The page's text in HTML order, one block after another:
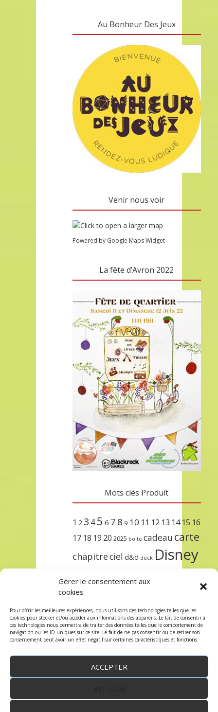
Gérer le consentement aux
cookies
Pour offrir les meilleures expériences, nous utilisons des technologies telles que les
cookies pour stocker et/ou accéder aux informations des appareils. Le fait de consentir à
ces technologies nous permettra de traiter des données telles que le comportement de
navigation ou les ID uniques sur ce site. Le fait de ne pas consentir ou de retirer son
consentement peut avoir un effet négatif sur certaines caractéristiques et fonctions.
ACCEPTER
Au Bonheur Des Jeux
Venir nous voir
Powered by Google Maps Widget
La fête d’Avron 2022
Mots clés Produit
1 2 3 45 6 7 8 9 10 11 12 13 14 15 16
17 18 19 20 2025 boite cadeau carte
chapitreciel d&d deck Disney
lorcana
protègeprécommandesetsleeve
terre trois unlockursula étincelant
Copyright © 2023 robindesjeux.com -Mentions